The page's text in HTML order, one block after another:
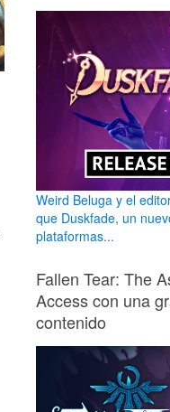
Weird Beluga y el
que Duskfade, un
plataformas...
Fallen Tear: The
Access con una
contenido